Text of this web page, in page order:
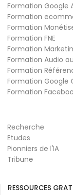
Formation Google
Formation
Formation
Formation FNE
Formation
Formation Audio
Formation
Formation Google
Formation
Recherche
Etudes
Pionniers de l'IA
Tribune
RESSOURCES